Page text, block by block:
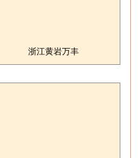
浙江黄岩万丰